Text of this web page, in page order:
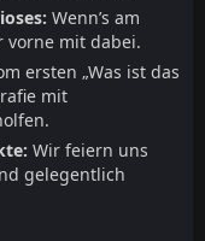
Wenn’s am
vorne mit dabei.
ersten „Was ist das
mit
Wir feiern uns
gelegentlich